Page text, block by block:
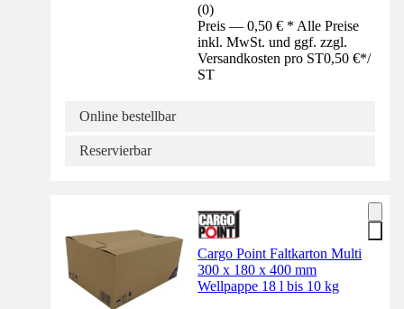
(0)
Preis — 0,50 € * Alle Preise
inkl. MwSt. und ggf. zzgl.
Versandkosten pro ST0,50 €*/
ST
Online bestellbar
Reservierbar
Cargo Point Faltkarton Multi
300 x 180 x 400 mm
Wellpappe 18 l bis 10 kg